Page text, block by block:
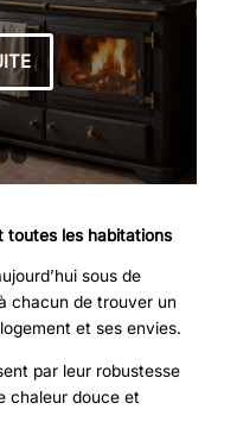
1 2 3 4 5 6
toutes les habitations
sous de
chacun de trouver un
et ses envies.
par leur robustesse
chaleur douce et